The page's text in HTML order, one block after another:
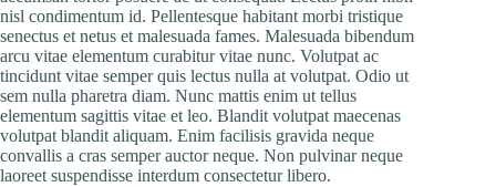
nisl condimentum id. Pellentesque habitant morbi tristique
senectus et netus et malesuada fames. Malesuada bibendum
arcu vitae elementum curabitur vitae nunc. Volutpat ac
tincidunt vitae semper quis lectus nulla at volutpat. Odio ut
sem nulla pharetra diam. Nunc mattis enim ut tellus
elementum sagittis vitae et leo. Blandit volutpat maecenas
volutpat blandit aliquam. Enim facilisis gravida neque
convallis a cras semper auctor neque. Non pulvinar neque
laoreet suspendisse interdum consectetur libero.